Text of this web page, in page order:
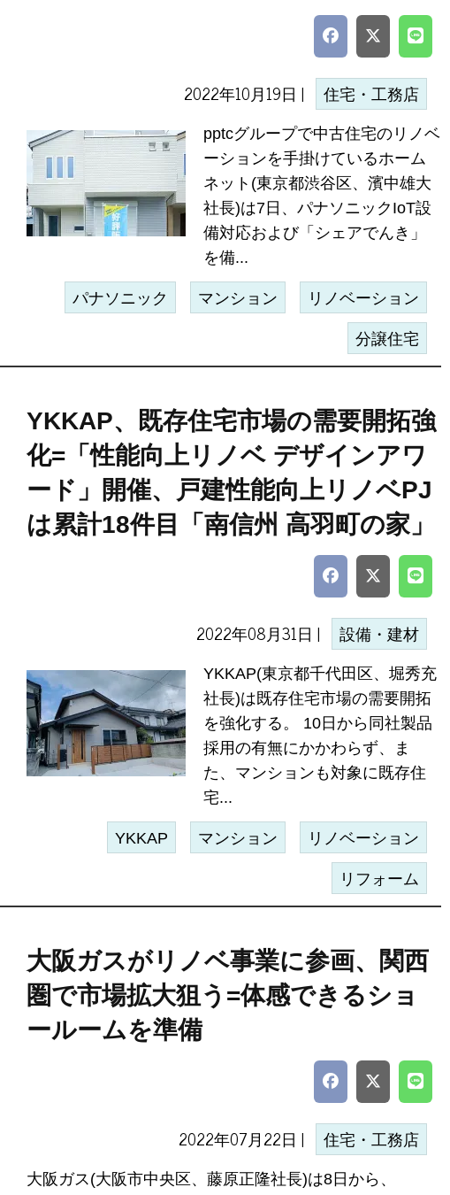
2022年10月19日 | 住宅・工務店
pptcグループで中古住宅のリノベ
ーションを手掛けているホーム
ネット(東京都渋谷区、濱中雄大
社長)は7日、パナソニックIoT設
備対応および「シェアでんき」
を備...
パナソニック マンション リノベーション
分譲住宅
YKKAP、既存住宅市場の需要開拓強
化=「性能向上リノベ デザインアワ
ード」開催、戸建性能向上リノベPJ
は累計18件目「南信州 高羽町の家」
2022年08月31日 | 設備・建材
YKKAP(東京都千代田区、堀秀充
社長)は既存住宅市場の需要開拓
を強化する。 10日から同社製品
採用の有無にかかわらず、ま
た、マンションも対象に既存住
宅...
YKKAP マンション リノベーション
リフォーム
大阪ガスがリノベ事業に参画、関西
圏で市場拡大狙う=体感できるショ
ールームを準備
2022年07月22日 | 住宅・工務店
大阪ガス(大阪市中央区、藤原正隆社長)は8日から、